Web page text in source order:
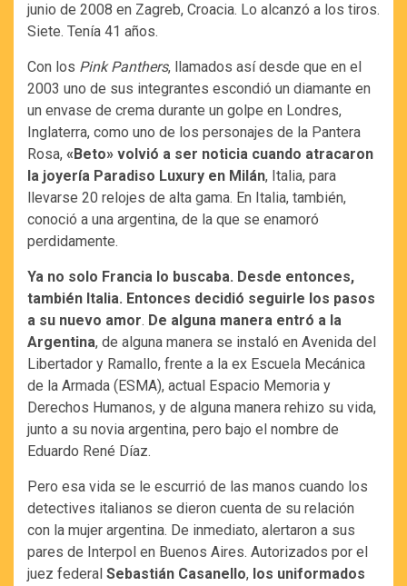
junio de 2008 en Zagreb, Croacia. Lo alcanzó a los tiros.
Siete. Tenía 41 años.
Con los Pink Panthers, llamados así desde que en el
2003 uno de sus integrantes escondió un diamante en
un envase de crema durante un golpe en Londres,
Inglaterra, como uno de los personajes de la Pantera
Rosa, «Beto» volvió a ser noticia cuando atracaron
la joyería Paradiso Luxury en Milán, Italia, para
llevarse 20 relojes de alta gama. En Italia, también,
conoció a una argentina, de la que se enamoró
perdidamente.
Ya no solo Francia lo buscaba. Desde entonces,
también Italia. Entonces decidió seguirle los pasos
a su nuevo amor. De alguna manera entró a la
Argentina, de alguna manera se instaló en Avenida del
Libertador y Ramallo, frente a la ex Escuela Mecánica
de la Armada (ESMA), actual Espacio Memoria y
Derechos Humanos, y de alguna manera rehizo su vida,
junto a su novia argentina, pero bajo el nombre de
Eduardo René Díaz.
Pero esa vida se le escurrió de las manos cuando los
detectives italianos se dieron cuenta de su relación
con la mujer argentina. De inmediato, alertaron a sus
pares de Interpol en Buenos Aires. Autorizados por el
juez federal Sebastián Casanello, los uniformados